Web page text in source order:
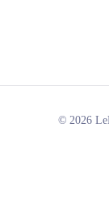
© 2026